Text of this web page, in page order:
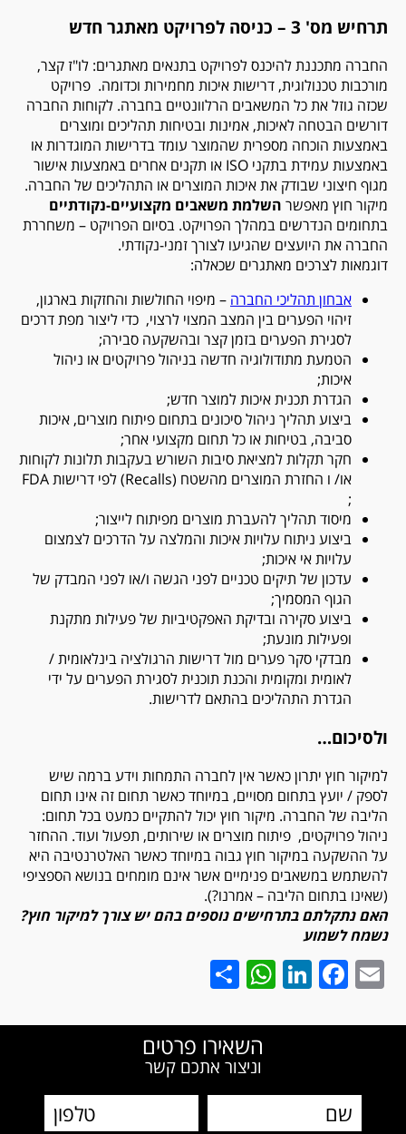
תרחיש מס' 3 – כניסה לפרויקט מאתגר חדש
החברה מתכננת להיכנס לפרויקט בתנאים מאתגרים: לו"ז קצר,
מורכבות טכנולוגית, דרישות איכות מחמירות וכדומה. פרויקט
שכזה גוזל את כל המשאבים הרלוונטיים בחברה. לקוחות החברה
דורשים הבטחה לאיכות, אמינות ובטיחות תהליכים ומוצרים
באמצעות הוכחה מספרית שהמוצר עומד בדרישות המוגדרות או
באמצעות עמידת בתקני ISO או תקנים אחרים באמצעות אישור
מגוף חיצוני שבודק את איכות המוצרים או התהליכים של החברה.
מיקור חוץ מאפשר השלמת משאבים מקצועיים-נקודתיים
בתחומים הנדרשים במהלך הפרויקט. בסיום הפרויקט – משחררת
החברה את היועצים שהגיעו לצורך זמני-נקודתי.
דוגמאות לצרכים מאתגרים שכאלה:
אבחון תהליכי החברה – מיפוי החולשות והחזקות בארגון,
זיהוי הפערים בין המצב המצוי לרצוי, כדי ליצור מפת דרכים
לסגירת הפערים בזמן קצר ובהשקעה סבירה;
הטמעת מתודולוגיה חדשה בניהול פרויקטים או ניהול
איכות;
הגדרת תכנית איכות למוצר חדש;
ביצוע תהליך ניהול סיכונים בתחום פיתוח מוצרים, איכות
סביבה, בטיחות או כל תחום מקצועי אחר;
חקר תקלות למציאת סיבות השורש בעקבות תלונות לקוחות
או/ ו החזרת המוצרים מהשטח (Recalls) לפי דרישות FDA
;
מיסוד תהליך להעברת מוצרים מפיתוח לייצור;
ביצוע ניתוח עלויות איכות והמלצה על הדרכים לצמצום
עלויות אי איכות;
עדכון של תיקים טכניים לפני הגשה ו/או לפני המבדק של
הגוף המסמיך;
ביצוע סקירה ובדיקת האפקטיביות של פעילות מתקנת
ופעילות מונעת;
מבדקי סקר פערים מול דרישות הרגולציה בינלאומית /
לאומית ומקומית והכנת תוכנית לסגירת הפערים על ידי
הגדרת התהליכים בהתאם לדרישות.
ולסיכום…
למיקור חוץ יתרון כאשר אין לחברה התמחות וידע ברמה שיש
לספק / יועץ בתחום מסויים, במיוחד כאשר תחום זה אינו תחום
הליבה של החברה. מיקור חוץ יכול להתקיים כמעט בכל תחום:
ניהול פרויקטים, פיתוח מוצרים או שירותים, תפעול ועוד. ההחזר
על ההשקעה במיקור חוץ גבוה במיוחד כאשר האלטרנטיבה היא
להשתמש במשאבים פנימיים אשר אינם מומחים בנושא הספציפי
(שאינו בתחום הליבה – אמרנו?).
האם נתקלתם בתרחישים נוספים בהם יש צורך למיקור חוץ?
נשמח לשמוע
Email
Facebook
LinkedIn
WhatsApp
השאירו פרטים
וניצור אתכם קשר